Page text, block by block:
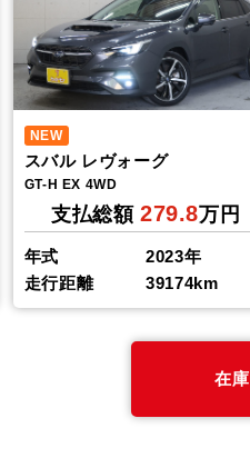
NEW
スバル レヴォーグ
GT-H EX 4WD
支払総額279.8万円
年式
2023年
走行距離
39174km
在